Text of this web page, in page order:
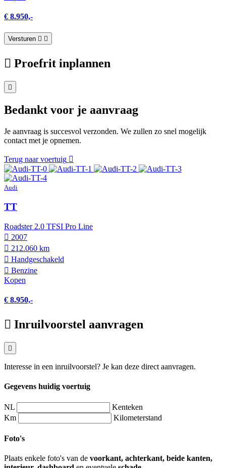
€ 8.950,-
Versturen
Proefrit inplannen
Bedankt voor je aanvraag
Je aanvraag is succesvol verzonden. We zullen zo snel mogelijk
contact met je opnemen.
Terug naar voertuig
Audi
TT
Roadster 2.0 TFSI Pro Line
2007
212.060 km
Hand­geschakeld
Benzine
Kopen
€ 8.950,-
Inruilvoorstel aanvragen
Interesse in een inruilvoorstel? Je kan deze direct aanvragen.
Gegevens huidig voertuig
NL
Kenteken
Km
Kilometerstand
Foto's
Plaats enkele foto's van de voorkant, achterkant, beide kanten,